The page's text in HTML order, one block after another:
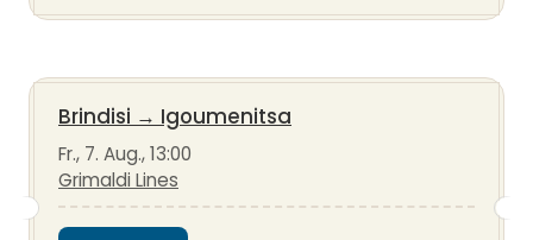
Brindisi → Igoumenitsa
Fr., 7. Aug., 13:00
Grimaldi Lines